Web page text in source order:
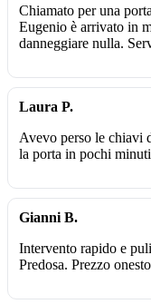
Chiamato per una
Eugenio è arrivato in
danneggiare nulla.
Laura P.
Avevo perso le chiavi
la porta in pochi
Gianni B.
Intervento rapido e
Predosa. Prezzo